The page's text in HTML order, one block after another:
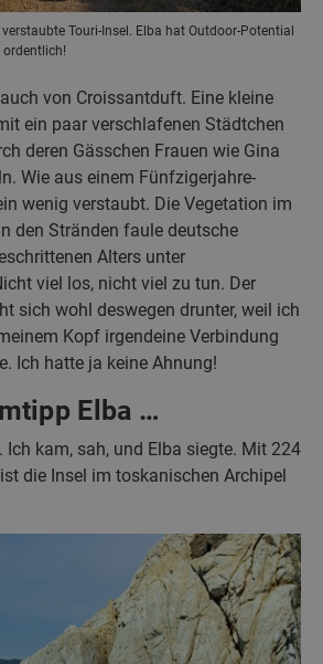
Touri-Insel. Elba hat Outdoor-Potential
von Croissantduft. Eine kleine
ein paar verschlafenen Städtchen
deren Gässchen Frauen wie Gina
Wie aus einem Fünfzigerjahre-
wenig verstaubt. Die Vegetation im
den Stränden faule deutsche
Alters unter
viel los, nicht viel zu tun. Der
sich wohl deswegen drunter, weil ich
Kopf irgendeine Verbindung
Ich hatte ja keine Ahnung!
Elba …
Ich kam, sah, und Elba siegte. Mit 224
die Insel im toskanischen Archipel